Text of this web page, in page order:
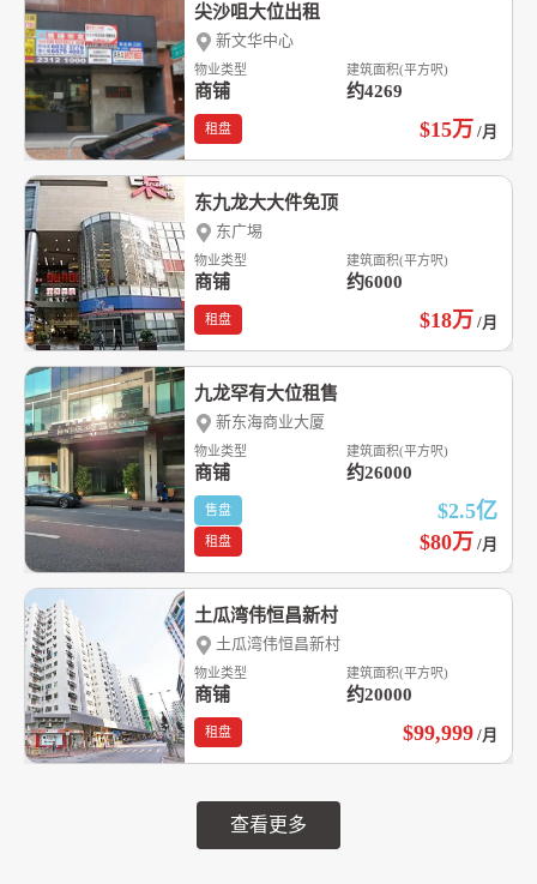
查看更多
尖沙咀大位出租
新文华中心
物业类型
商铺
建筑面积(平方呎)
约4269
租盘 $15万 /月
东九龙大大件免顶
东广埸
物业类型
商铺
建筑面积(平方呎)
约6000
租盘 $18万 /月
九龙罕有大位租售
新东海商业大厦
物业类型
商铺
建筑面积(平方呎)
约26000
售盘 $2.5亿
租盘 $80万 /月
土瓜湾伟恒昌新村
土瓜湾伟恒昌新村
物业类型
商铺
建筑面积(平方呎)
约20000
租盘 $99,999 /月